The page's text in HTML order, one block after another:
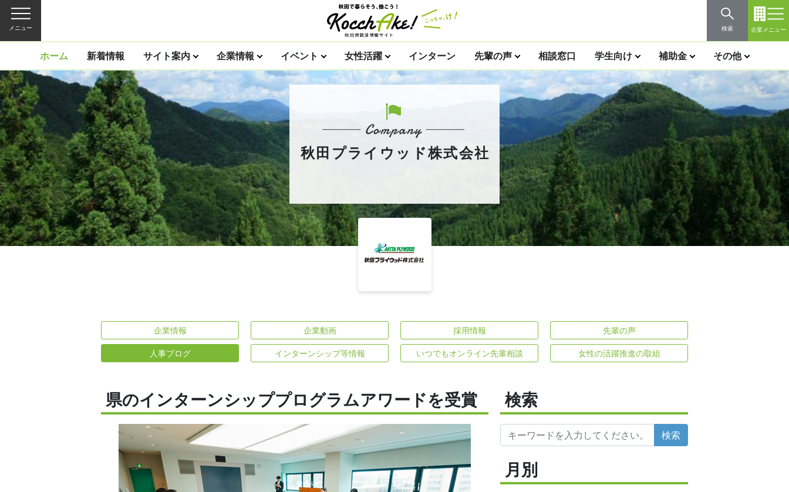
メニュー 検索 企業メニュー
ホーム 新着情報 サイト案内 企業情報 イベント 女性活躍 インターン 先輩の声 相談窓口 学生向け 補助金 その他
秋田プライウッド株式会社
企業情報 企業動画 採用情報 先輩の声
人事ブログ インターンシップ等情報 いつでもオンライン先輩相談 女性の活躍推進の取組
県のインターンシッププログラムアワードを受賞 検索
検索
月別